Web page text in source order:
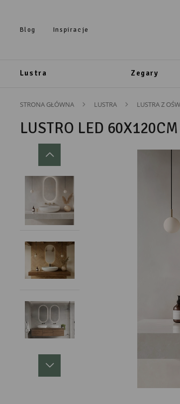
Blog Inspiracje
Lustra Zegary
STRONA GŁÓWNA LUSTRA LUSTRA Z
LUSTRO LED